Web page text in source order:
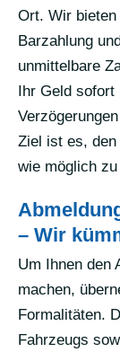
Ort. Wir
Barzahlung
unmittelbare
Ihr Geld sofort
Ziel ist es,
wie möglich
– Wir
Um Ihnen den
machen,
Formalitäten.
Fahrzeugs